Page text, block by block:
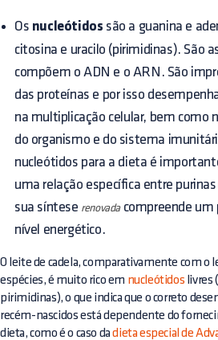
Os nucleótidos são a guanina e
citosina e uracilo (pirimidinas). São
compõem o ADN e o ARN. São
das proteínas e por isso
na multiplicação celular, bem como
do organismo e do sistema
nucleótidos para a dieta é
uma relação específica entre
sua síntese renovadacompreende um
nível energético.​
O leite de cadela, comparativamente com o
espécies, é muito rico em nucleótidos livres
pirimidinas), o que indica que o correto
recém-nascidos está dependente do
dieta, como é o caso dadieta especial de